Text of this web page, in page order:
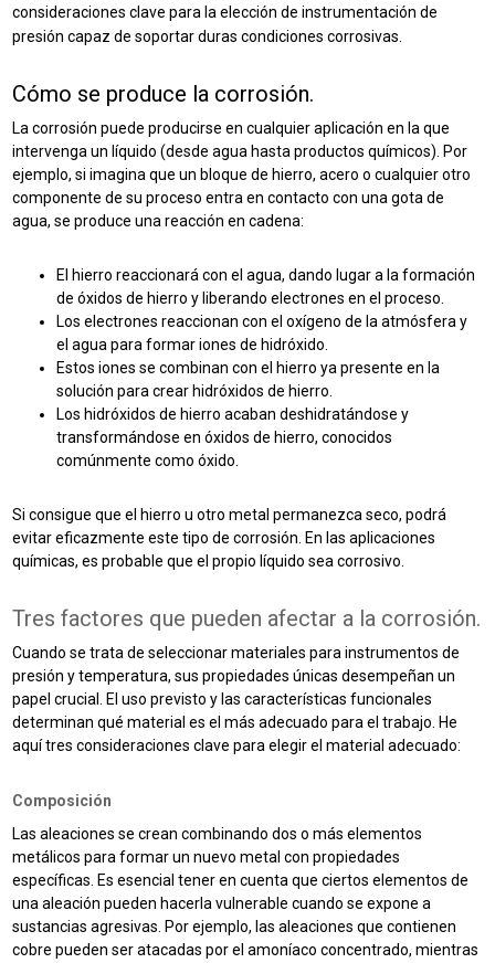
consideraciones clave para la elección de instrumentación de
presión capaz de soportar duras condiciones corrosivas.
Cómo se produce la corrosión.
La corrosión puede producirse en cualquier aplicación en la que
intervenga un líquido (desde agua hasta productos químicos). Por
ejemplo, si imagina que un bloque de hierro, acero o cualquier otro
componente de su proceso entra en contacto con una gota de
agua, se produce una reacción en cadena:
El hierro reaccionará con el agua, dando lugar a la formación
de óxidos de hierro y liberando electrones en el proceso.
Los electrones reaccionan con el oxígeno de la atmósfera y
el agua para formar iones de hidróxido.
Estos iones se combinan con el hierro ya presente en la
solución para crear hidróxidos de hierro.
Los hidróxidos de hierro acaban deshidratándose y
transformándose en óxidos de hierro, conocidos
comúnmente como óxido.
Si consigue que el hierro u otro metal permanezca seco, podrá
evitar eficazmente este tipo de corrosión. En las aplicaciones
químicas, es probable que el propio líquido sea corrosivo.
Tres factores que pueden afectar a la corrosión.
Cuando se trata de seleccionar materiales para instrumentos de
presión y temperatura, sus propiedades únicas desempeñan un
papel crucial. El uso previsto y las características funcionales
determinan qué material es el más adecuado para el trabajo. He
aquí tres consideraciones clave para elegir el material adecuado:
Composición
Las aleaciones se crean combinando dos o más elementos
metálicos para formar un nuevo metal con propiedades
específicas. Es esencial tener en cuenta que ciertos elementos de
una aleación pueden hacerla vulnerable cuando se expone a
sustancias agresivas. Por ejemplo, las aleaciones que contienen
cobre pueden ser atacadas por el amoníaco concentrado, mientras